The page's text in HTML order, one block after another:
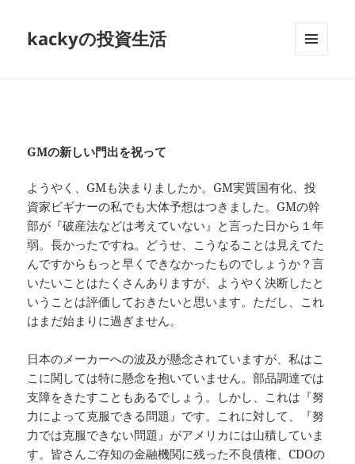
kackyの投資生活
GMの新しい門出を祝って
ようやく、GMも決まりましたか。GM実質国有化、投
資家ビギナーの私でも大体予想はつきました。GMの幹
部が『破産法などは考えていない』と言った日から１年
弱。長かったですね。どうせ、こうなることは見えてた
んですからもっと早くできなかったものでしょうか？言
いたいことはたくさんありますが、ようやく決断したと
いうことは評価しておきたいと思います。ただし、これ
はまだ始まりに過ぎません。
日本のメーカーへの波及が懸念されていますが、私はこ
こに関しては特に懸念を抱いていません。部品調達では
支障をきたすこともあるでしょう。しかし、これは『努
力によって克服できる問題』です。これに対して、『努
力では克服できない問題』がアメリカには山積していま
す。皆さんご存知の金融機関に残った不良債権、CDOの